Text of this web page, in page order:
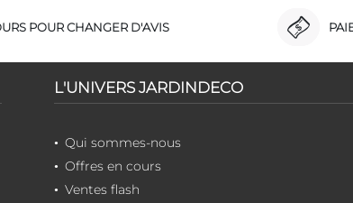
POUR CHANGER D'AVIS
L'UNIVERS JARDINDECO
Qui sommes-nous
Offres en cours
Ventes flash